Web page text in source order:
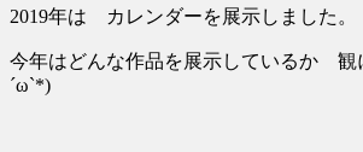
2019年は カレンダーを展示しました。
今年はどんな作品を展示しているか 観
´ω`*)